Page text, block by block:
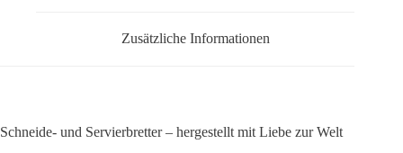
Zusätzliche Informationen
Schneide- und Servierbretter – hergestellt mit Liebe zur Welt